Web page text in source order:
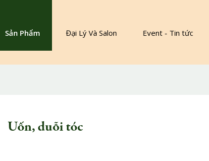
Sản Phẩm Đại Lý Và Salon Event - Tin tức
Uốn, duỗi tóc